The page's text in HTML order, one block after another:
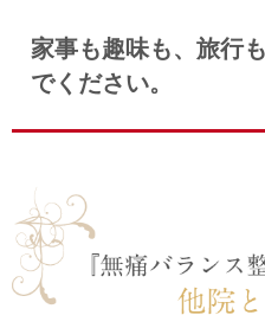
家事も趣味も、旅行
でください。